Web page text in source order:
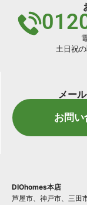
土日祝
メー
お問い
DIOhomes本店
芦屋市、神戸市、三田